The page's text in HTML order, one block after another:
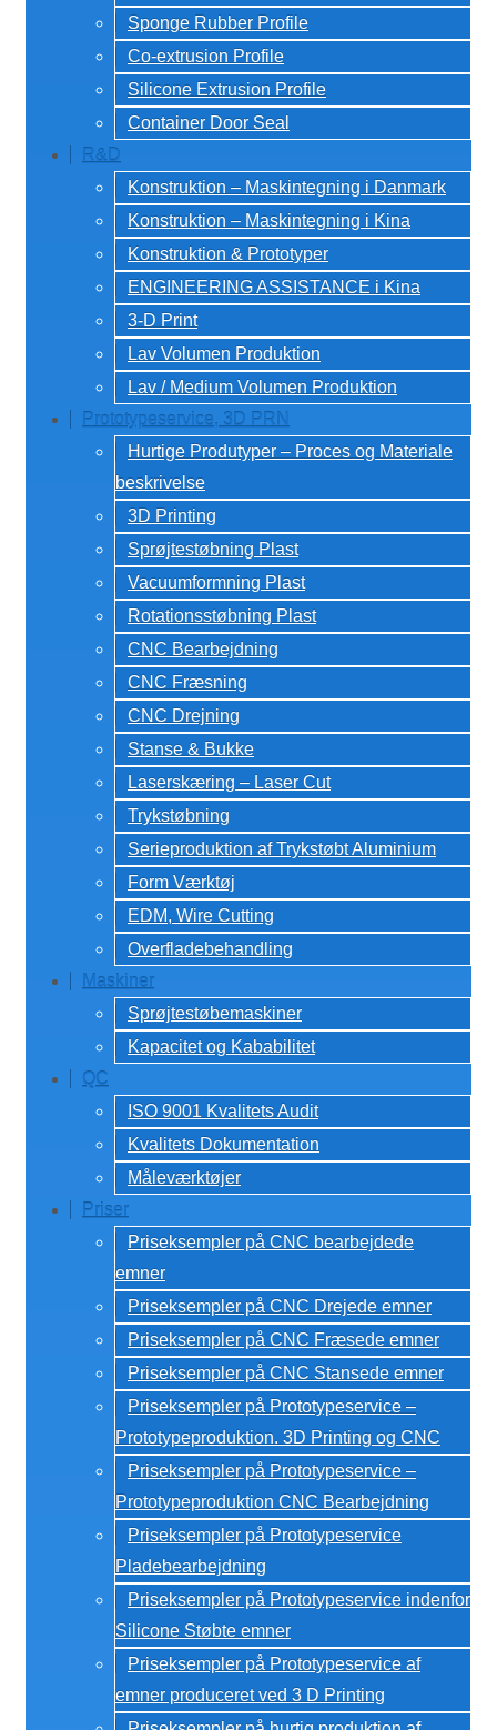
Sponge Rubber Profile
Co-extrusion Profile
Silicone Extrusion Profile
Container Door Seal
R&D
Konstruktion – Maskintegning i Danmark
Konstruktion – Maskintegning i Kina
Konstruktion & Prototyper
ENGINEERING ASSISTANCE i Kina
3-D Print
Lav Volumen Produktion
Lav / Medium Volumen Produktion
Prototypeservice, 3D PRN
Hurtige Produtyper – Proces og Materiale
beskrivelse
3D Printing
Sprøjtestøbning Plast
Vacuumformning Plast
Rotationsstøbning Plast
CNC Bearbejdning
CNC Fræsning
CNC Drejning
Stanse & Bukke
Laserskæring – Laser Cut
Trykstøbning
Serieproduktion af Trykstøbt Aluminium
Form Værktøj
EDM, Wire Cutting
Overfladebehandling
Maskiner
Sprøjtestøbemaskiner
Kapacitet og Kababilitet
QC
ISO 9001 Kvalitets Audit
Kvalitets Dokumentation
Måleværktøjer
Priser
Priseksempler på CNC bearbejdede
emner
Priseksempler på CNC Drejede emner
Priseksempler på CNC Fræsede emner
Priseksempler på CNC Stansede emner
Priseksempler på Prototypeservice –
Prototypeproduktion. 3D Printing og CNC
Priseksempler på Prototypeservice –
Prototypeproduktion CNC Bearbejdning
Priseksempler på Prototypeservice
Pladebearbejdning
Priseksempler på Prototypeservice indenfor
Silicone Støbte emner
Priseksempler på Prototypeservice af
emner produceret ved 3 D Printing